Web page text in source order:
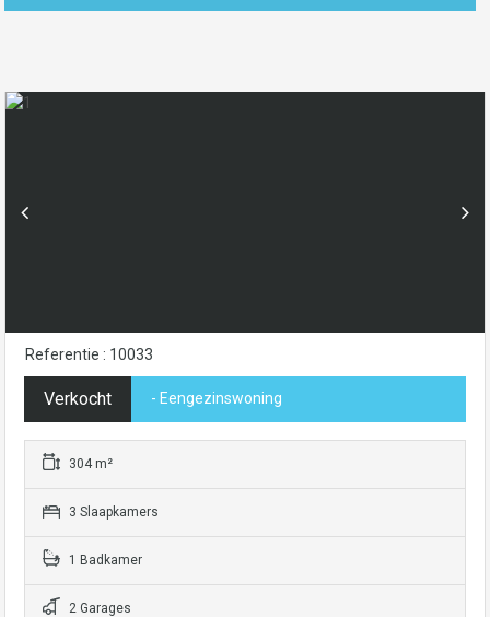
Referentie : 10033
Verkocht - Eengezinswoning
304 m²
3 Slaapkamers
1 Badkamer
2 Garages